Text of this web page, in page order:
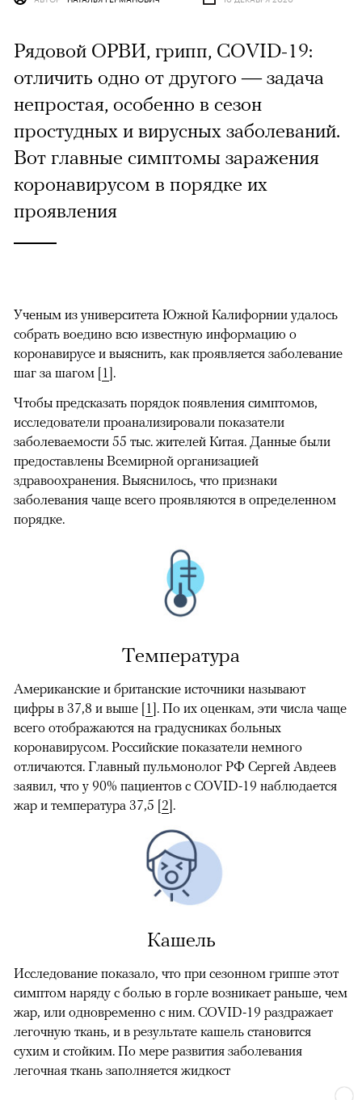
Рядовой ОРВИ, грипп, COVID-19:
отличить одно от другого — задача
непростая, особенно в сезон
простудных и вирусных заболеваний.
Вот главные симптомы заражения
коронавирусом в порядке их
проявления
Ученым из университета Южной Калифорнии удалось
собрать воедино всю известную информацию о
коронавирусе и выяснить, как проявляется заболевание
шаг за шагом [1].
Чтобы предсказать порядок появления симптомов,
исследователи проанализировали показатели
заболеваемости 55 тыс. жителей Китая. Данные были
предоставлены Всемирной организацией
здравоохранения. Выяснилось, что признаки
заболевания чаще всего проявляются в определенном
порядке.
Температура
Американские и британские источники называют
цифры в 37,8 и выше [1]. По их оценкам, эти числа чаще
всего отображаются на градусниках больных
коронавирусом. Российские показатели немного
отличаются. Главный пульмонолог РФ Сергей Авдеев
заявил, что у 90% пациентов с COVID-19 наблюдается
жар и температура 37,5 [2].
Кашель
Исследование показало, что при сезонном гриппе этот
симптом наряду с болью в горле возникает раньше, чем
жар, или одновременно с ним. COVID-19 раздражает
легочную ткань, и в результате кашель становится
сухим и стойким. По мере развития заболевания
легочная ткань заполняется жидкост